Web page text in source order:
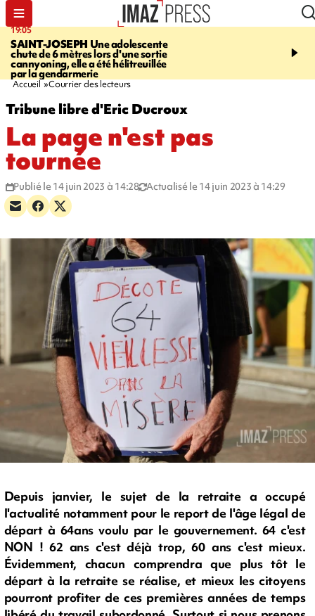
19:05
SAINT-JOSEPH Une adolescente
chute de 6 mètres lors d'une sortie
cannyoning, elle a été hélitreuillée
par la gendarmerie
20:44
rouée de coups,
Accueil Courrier des lecteurs
Tribune libre d'Eric Ducroux
La page n'est pas
tournée
Publié le 14 juin 2023 à 14:28 Actualisé le 14 juin 2023 à 14:29
Depuis janvier, le sujet de la retraite a occupé
l'actualité notamment pour le report de l'âge légal de
départ à 64ans voulu par le gouvernement. 64 c'est
NON ! 62 ans c'est déjà trop, 60 ans c'est mieux.
Évidemment, chacun comprendra que plus tôt le
départ à la retraite se réalise, et mieux les citoyens
pourront profiter de ces premières années de temps